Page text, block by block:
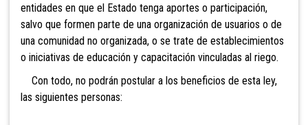
entidades en que el Estado tenga aportes o participación,
salvo que formen parte de una organización de usuarios o de
una comunidad no organizada, o se trate de establecimientos
o iniciativas de educación y capacitación vinculadas al riego.
Con todo, no podrán postular a los beneficios de esta ley,
las siguientes personas: